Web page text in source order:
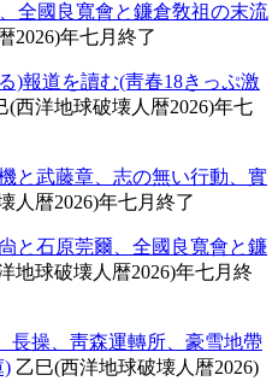
全國良寬會と鐮倉敎祖の末流
2026)年七月終了
)報道を讀む(靑春18きっぷ激
(西洋地球破壊人暦2026)年七
と武藤章、志の無い行動、實
人暦2026)年七月終了
と石原莞爾、全國良寬會と鐮
地球破壊人暦2026)年七月終
操、靑森運轉所、豪雪地帶
) 乙巳(西洋地球破壊人暦2026)